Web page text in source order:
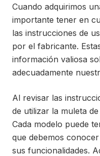
Cuando adquirimos
importante tener en
las instrucciones de
por el fabricante.
información valiosa
adecuadamente
Al revisar las
de utilizar la muleta
Cada modelo puede
que debemos
sus funcionalidades.